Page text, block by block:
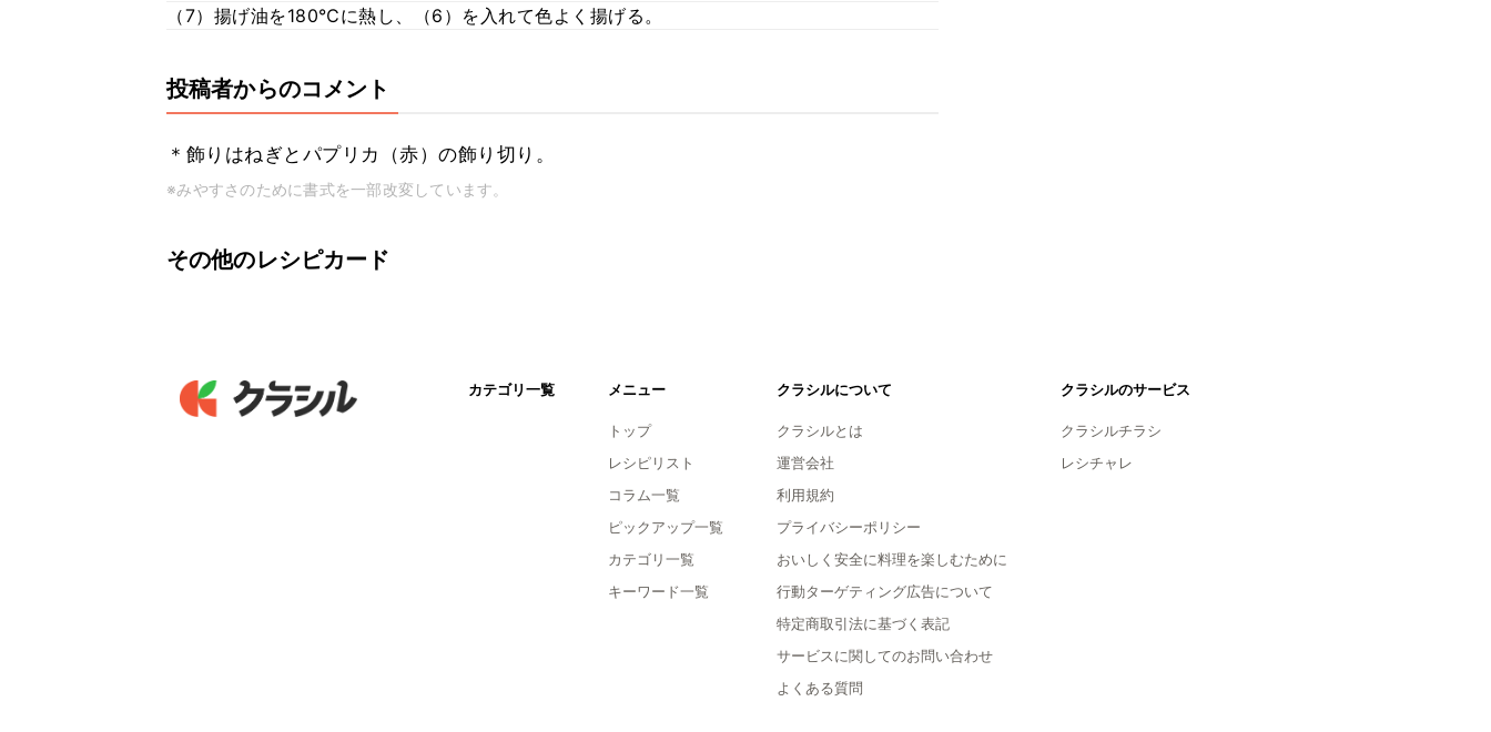
（7）揚げ油を180℃に熱し、（6）を入れて色よく揚げる。
投稿者からのコメント
＊飾りはねぎとパプリカ（赤）の飾り切り。
※みやすさのために書式を一部改変しています。
その他のレシピカード
カテゴリ一覧 メニュー
トップ
レシピリスト
コラム一覧
ピックアップ一覧
カテゴリ一覧
キーワード一覧
クラシルについて
クラシルとは
運営会社
利用規約
プライバシーポリシー
おいしく安全に料理を楽しむために
行動ターゲティング広告について
特定商取引法に基づく表記
サービスに関してのお問い合わせ
よくある質問
クラシルのサービス
クラシルチラシ
レシチャレ